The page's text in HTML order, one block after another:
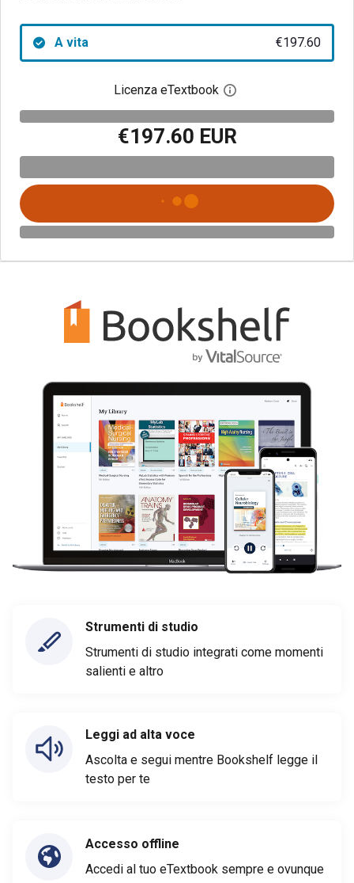
A vita €197.60
Licenza eTextbook Apri la finestra di
€197.60 EUR
Strumenti di studio
Strumenti di studio integrati come momenti
salienti e altro
Leggi ad alta voce
Ascolta e segui mentre Bookshelf legge il
testo per te
Accesso offline
Accedi al tuo eTextbook sempre e ovunque